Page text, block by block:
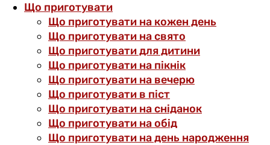
Що приготувати
Що приготувати на кожен день
Що приготувати на свято
Що приготувати для дитини
Що приготувати на пікнік
Що приготувати на вечерю
Що приготувати в піст
Що приготувати на сніданок
Що приготувати на обід
Що приготувати на день народження